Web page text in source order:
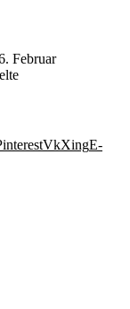
Februar
VkXingE-